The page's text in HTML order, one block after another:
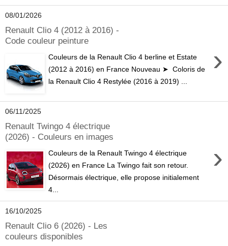
08/01/2026
Renault Clio 4 (2012 à 2016) -
Code couleur peinture
›
Couleurs de la Renault Clio 4 berline et Estate
(2012 à 2016) en France Nouveau ➤ Coloris de
la Renault Clio 4 Restylée (2016 à 2019) ...
06/11/2025
Renault Twingo 4 électrique
(2026) - Couleurs en images
›
Couleurs de la Renault Twingo 4 électrique
(2026) en France La Twingo fait son retour.
Désormais électrique, elle propose initialement
4...
16/10/2025
Renault Clio 6 (2026) - Les
couleurs disponibles